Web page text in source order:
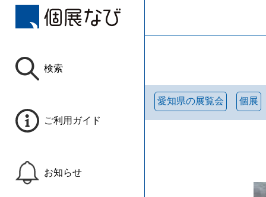
検索
ご利用ガイド
お知らせ
愛知県の展覧会 個展